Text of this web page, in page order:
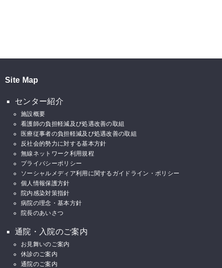
Site Map
センター紹介
施設概要
看護師の負担軽減及び処遇改善の取組
医療従事者の負担軽減及び処遇改善の取組
反社会的勢力に対する基本方針
無線ネットワーク利用規程
プライバシーポリシー
ソーシャルメディア利用に関するガイドライン・ポリシー
個人情報保護方針
院内感染対策指針
病院の理念・基本方針
院長のあいさつ
通院・入院のご案内
お見舞いのご案内
休診のご案内
通院のご案内